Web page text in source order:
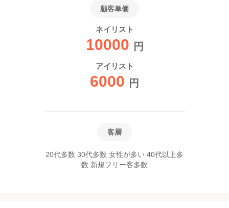
顧客単価
ネイリスト
10000 円
アイリスト
6000 円
客層
20代多数 30代多数 女性が多い 40代以上多
数 新規フリー客多数